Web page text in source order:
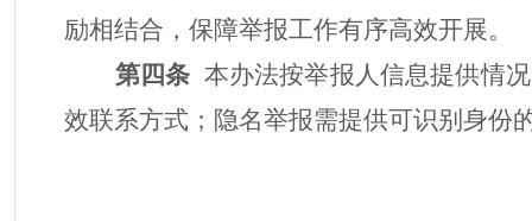
励相结合，保障举报工作有序高效开展。
第四条 本办法按举报人信息提供情
效联系方式；隐名举报需提供可识别身份